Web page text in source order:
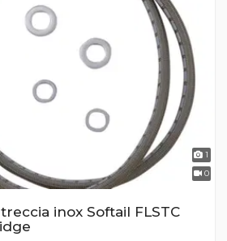
1
0
inox Softail FLSTC